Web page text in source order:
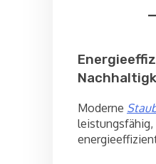
Moderne
leistungsfähig,